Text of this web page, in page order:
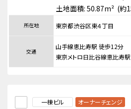
土地面積: 50.87m² (約
所在地 東京都渋谷区東４丁目
交通
山手線恵比寿駅 徒歩12分
東京メトロ日比谷線恵比寿
一棟ビル オーナーチェンジ